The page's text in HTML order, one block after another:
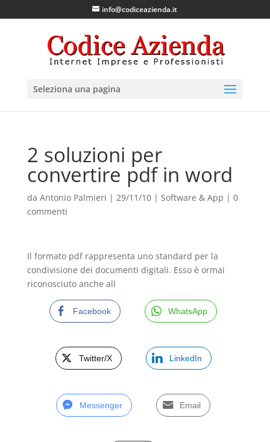
info@codiceazienda.it
Seleziona una pagina
2 soluzioni per
convertire pdf in word
da Antonio Palmieri | 29/11/10| Software & App | 0
commenti
Il formato pdf rappresenta uno standard per la
condivisione dei documenti digitali. Esso è ormai
riconosciuto anche all
Facebook WhatsApp
Twitter/X LinkedIn
Messenger Email